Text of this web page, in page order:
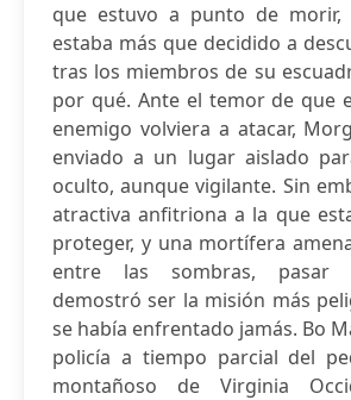
que estuvo a punto de morir,
estaba más que decidido a
tras los miembros de su
por qué. Ante el temor de que
enemigo volviera a atacar,
enviado a un lugar aislado
oculto, aunque vigilante. Sin
atractiva anfitriona a la que
proteger, y una mortífera
entre las sombras, pasar
demostró ser la misión más
se había enfrentado jamás. Bo
policía a tiempo parcial del
montañoso de Virginia